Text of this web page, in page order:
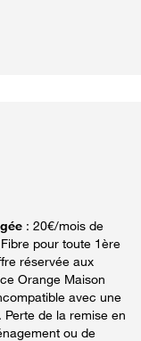
: 20€/mois de
pour toute 1ère
réservée aux
Orange Maison
avec une
de la remise en
ou de